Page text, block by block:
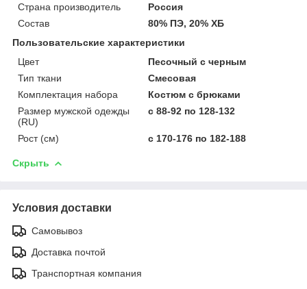
Страна производитель
Россия
Состав
80% ПЭ, 20% ХБ
Пользовательские характеристики
Цвет
Песочный с черным
Тип ткани
Смесовая
Комплектация набора
Костюм с брюками
Размер мужской одежды
(RU)
с 88-92 по 128-132
Рост (см) с 170-176 по 182-188
Скрыть
Условия доставки
Самовывоз
Доставка почтой
Транспортная компания